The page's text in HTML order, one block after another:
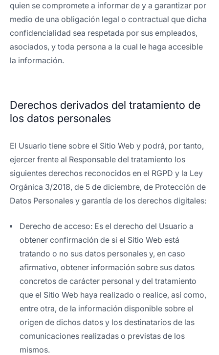
quien se compromete a informar de y a garantizar por
medio de una obligación legal o contractual que dicha
confidencialidad sea respetada por sus empleados,
asociados, y toda persona a la cual le haga accesible
la información.
Derechos derivados del tratamiento de
los datos personales
El Usuario tiene sobre el Sitio Web y podrá, por tanto,
ejercer frente al Responsable del tratamiento los
siguientes derechos reconocidos en el RGPD y la Ley
Orgánica 3/2018, de 5 de diciembre, de Protección de
Datos Personales y garantía de los derechos digitales:
Derecho de acceso: Es el derecho del Usuario a
obtener confirmación de si el Sitio Web está
tratando o no sus datos personales y, en caso
afirmativo, obtener información sobre sus datos
concretos de carácter personal y del tratamiento
que el Sitio Web haya realizado o realice, así como,
entre otra, de la información disponible sobre el
origen de dichos datos y los destinatarios de las
comunicaciones realizadas o previstas de los
mismos.